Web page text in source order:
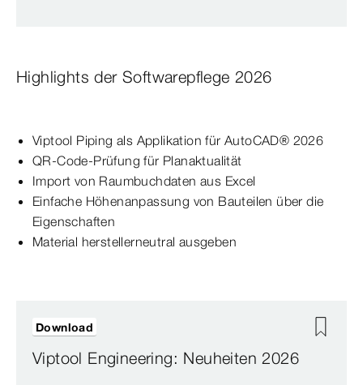
Highlights der Softwarepflege 2026
Viptool Piping als Applikation für AutoCAD® 2026
QR-Code-Prüfung für Planaktualität
Import von Raumbuchdaten aus Excel
Einfache Höhenanpassung von Bauteilen über die
Eigenschaften
Material herstellerneutral ausgeben
Viptool Engineering: Neuheiten 2026
Download